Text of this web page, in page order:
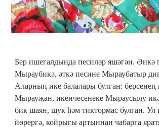
Бер ишегалдында песиләр яшәгән. Әнкә
Мыраубикә, әткә песине Мыраубатыр
Аларның ике балалары булган: берсенең
Мырауҗан, икенчесенеке Мыраусылу
бик шаян, шук һәм тиктормас булган. Ул
йөрергә, койрыгы артыннан чабарга